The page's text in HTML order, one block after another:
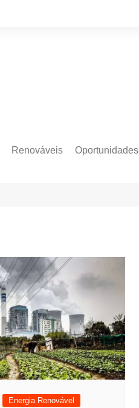
Renováveis
Transição Energética
Oportunidades
Energia Renovável